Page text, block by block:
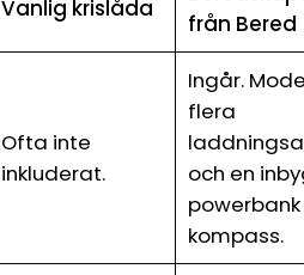
Vanlig krislåda
från Bered
Ofta inte
inkluderat.
Ingår.
flera
och en
kompass.